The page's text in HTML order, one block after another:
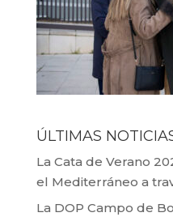
ÚLTIMAS
La Cata de Verano
el Mediterráneo a
La DOP Campo de